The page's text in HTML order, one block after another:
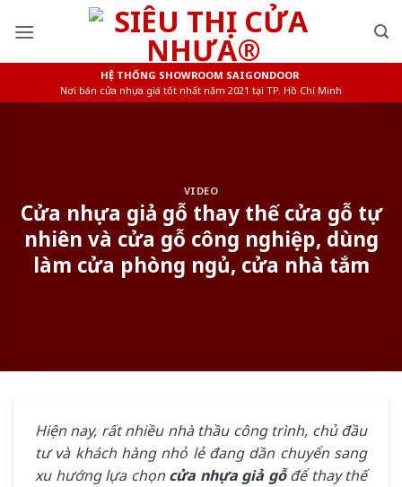
HỆ THỐNG SHOWROOM SAIGONDOOR
Nơi bán cửa nhựa giá tốt nhất năm 2021 tại TP. Hồ Chí Minh
VIDEO
Cửa nhựa giả gỗ thay thế cửa gỗ tự
nhiên và cửa gỗ công nghiệp, dùng
làm cửa phòng ngủ, cửa nhà tắm
Hiện nay, rất nhiều nhà thầu công trình, chủ đầu
tư và khách hàng nhỏ lẻ đang dần chuyển sang
xu hướng lựa chọncửa nhựa giả gỗđể thay thế